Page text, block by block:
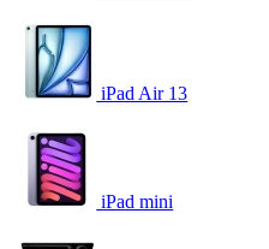
iPad Air 13
iPad mini